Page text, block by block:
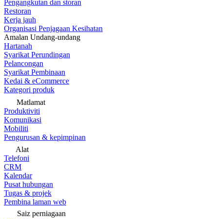
Pengangkutan dan storan
Restoran
Kerja jauh
Organisasi Penjagaan Kesihatan
Amalan Undang-undang
Hartanah
Syarikat Perundingan
Pelancongan
Syarikat Pembinaan
Kedai & eCommerce
Kategori produk
Matlamat
Produktiviti
Komunikasi
Mobiliti
Pengurusan & kepimpinan
Alat
Telefoni
CRM
Kalendar
Pusat hubungan
Tugas & projek
Pembina laman web
Saiz perniagaan